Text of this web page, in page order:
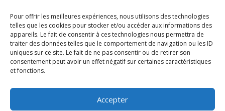
Pour offrir les meilleures expériences, nous utilisons des technologies
telles que les cookies pour stocker et/ou accéder aux informations des
appareils. Le fait de consentir à ces technologies nous permettra de
traiter des données telles que le comportement de navigation ou les ID
uniques sur ce site. Le fait de ne pas consentir ou de retirer son
consentement peut avoir un effet négatif sur certaines caractéristiques
et fonctions.
Accepter
Newsletter & Presse
Partenaires
Tarifs
Espace Client